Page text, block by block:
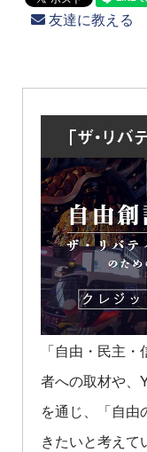
友達に教える
「自由・民主
者への取材や、
を通じ、「自由
きたいと考えて